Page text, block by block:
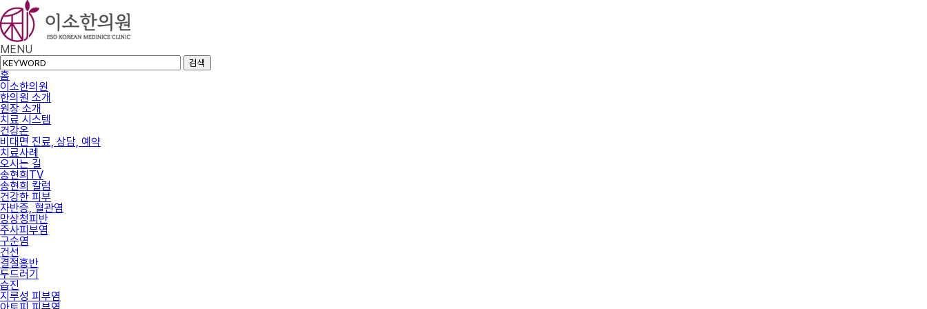
MENU
검색
홈
이소한의원
한의원 소개
원장 소개
치료 시스템
건강온
비대면 진료, 상담, 예약
치료사례
오시는 길
송현희TV
송현희 칼럼
건강한 피부
자반증, 혈관염
망상청피반
주사피부염
구순염
건선
결절홍반
두드러기
습진
지루성 피부염